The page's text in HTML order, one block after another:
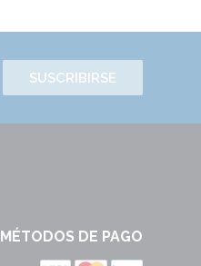
SUSCRIBIRSE
MÉTODOS DE PAGO